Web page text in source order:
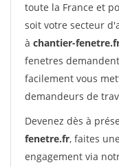
toute la France et
soit votre secteur
à chantier-
fenetres
facilement vous
demandeurs de
Devenez dès à
fenetre.fr, faites
engagement via